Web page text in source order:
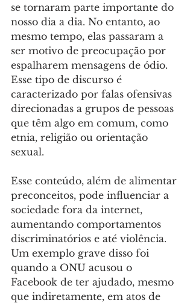
se tornaram parte importante do
nosso dia a dia. No entanto, ao
mesmo tempo, elas passaram a
ser motivo de preocupação por
espalharem mensagens de ódio.
Esse tipo de discurso é
caracterizado por falas ofensivas
direcionadas a grupos de pessoas
que têm algo em comum, como
etnia, religião ou orientação
sexual.
Esse conteúdo, além de alimentar
preconceitos, pode influenciar a
sociedade fora da internet,
aumentando comportamentos
discriminatórios e até violência.
Um exemplo grave disso foi
quando a ONU acusou o
Facebook de ter ajudado, mesmo
que indiretamente, em atos de